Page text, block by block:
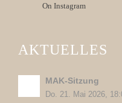
On Instagram
AKTUELLES
MAK-Sitzung
Do. 21. Mai 2026,